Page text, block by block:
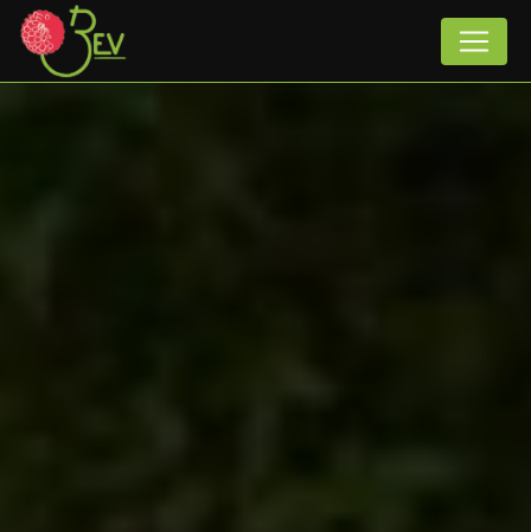
Panneau de gestion des cookies